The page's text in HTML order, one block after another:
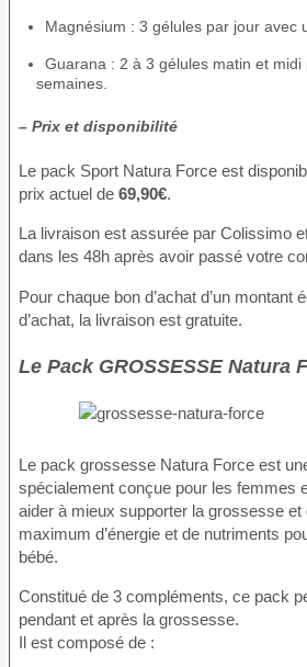
Magnésium : 3 gélules par jour avec
Guarana : 2 à 3 gélules matin et midi
semaines.
– Prix et disponibilité
Le pack Sport Natura Force est
prix actuel de 69,90€.
La livraison est assurée par Colissimo
dans les 48h après avoir passé votre
Pour chaque bon d’achat d’un montant
d’achat, la livraison est gratuite.
Le Pack GROSSESSE Natura
Le pack grossesse Natura Force est
spécialement conçue pour les femmes
aider à mieux supporter la grossesse et
maximum d’énergie et de nutriments
bébé.
Constitué de 3 compléments, ce pack
pendant et après la grossesse.
Il est composé de :